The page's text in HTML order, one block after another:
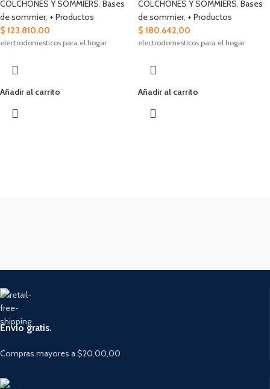
COLCHONES Y SOMMIERS, Bases
de sommier, + Productos
$ 123.810,00
electrodomesticos para el hogar
Añadir al carrito
COLCHONES Y SOMMIERS, Bases
de sommier, + Productos
$ 180.642,00
electrodomesticos para el hogar
Añadir al carrito
Envío gratis.
Compras mayores a $20.00,00